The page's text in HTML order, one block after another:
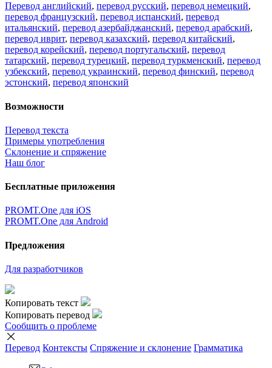
Перевод английский, перевод русский, перевод немецкий,
перевод французский, перевод испанский, перевод
итальянский, перевод азербайджанский, перевод арабский,
перевод иврит, перевод казахский, перевод китайский,
перевод корейский, перевод португальский, перевод
татарский, перевод турецкий, перевод туркменский, перевод
узбекский, перевод украинский, перевод финский, перевод
эстонский, перевод японский
Возможности
Перевод текста
Примеры употребления
Склонение и спряжение
Наш блог
Бесплатные приложения
PROMT.One для iOS
PROMT.One для Android
Предложения
Для разработчиков
Копировать текст
Копировать перевод
Сообщить о проблеме
Перевод Контексты Спряжение и склонение Грамматика